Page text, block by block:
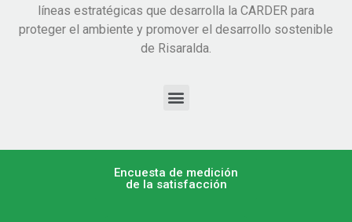
líneas estratégicas que desarrolla la CARDER para
proteger el ambiente y promover el desarrollo sostenible
de Risaralda.
Encuesta de medición
de la satisfacción